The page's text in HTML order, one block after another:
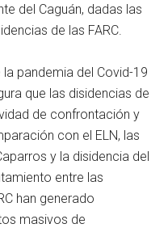
del Caguán, dadas las
de las FARC.
pandemia del Covid-19
que las disidencias de
de confrontación y
con el ELN, las
y la disidencia del
entre las
han generado
masivos de